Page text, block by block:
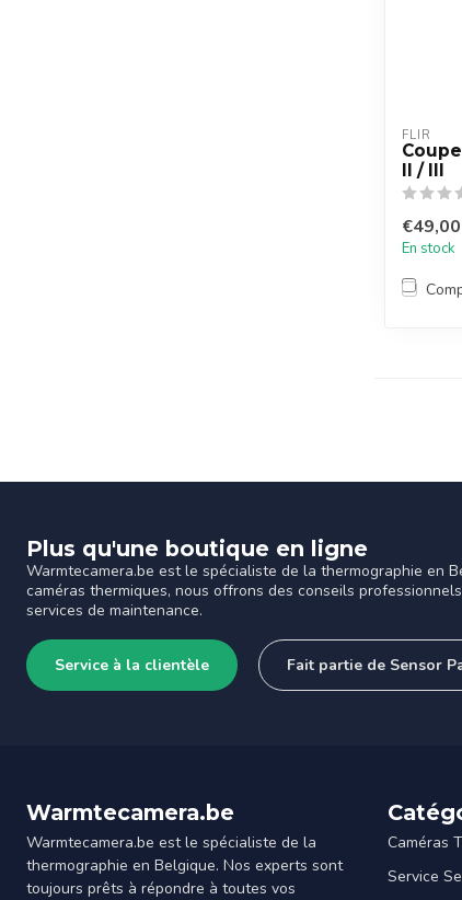
FLIR
II / III
€49,00
En stock
Plus qu'une boutique en ligne
Warmtecamera.be est le spécialiste de la thermographie en
caméras thermiques, nous offrons des conseils
services de maintenance.
Service à la clientèle Fait partie de Sensor
Warmtecamera.be
Warmtecamera.be est le spécialiste de la
thermographie en Belgique. Nos experts sont
toujours prêts à répondre à toutes vos
Caméras
Service